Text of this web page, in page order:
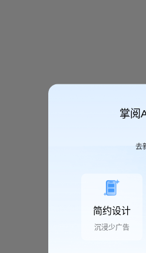
掌阅
去
简约设计
沉浸少广告